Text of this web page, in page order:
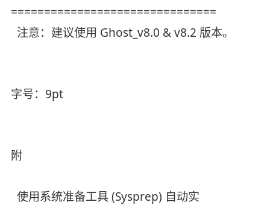
===============================
注意：建议使用 Ghost_v8.0 & v8.2 版本。
字号：9pt
附
使用系统准备工具 (Sysprep) 自动实